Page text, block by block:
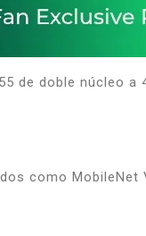
de doble núcleo
como